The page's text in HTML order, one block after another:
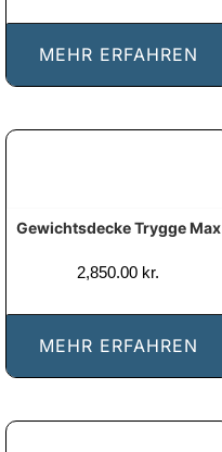
MEHR ERFAHREN
Gewichtsdecke Trygge Max
2,850.00 kr.
MEHR ERFAHREN